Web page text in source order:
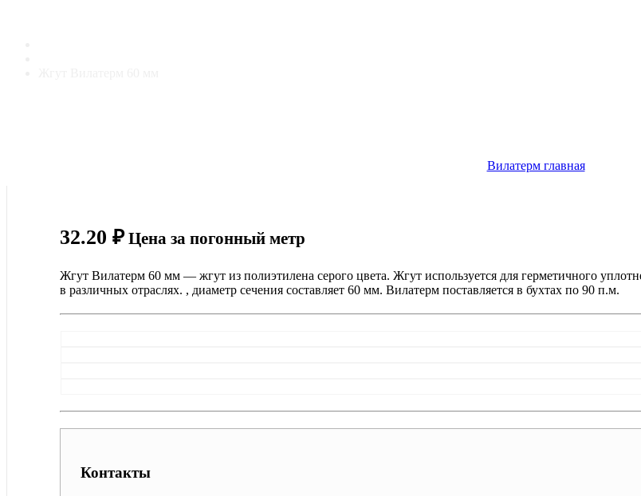
Вилатерм главная
32.20₽Цена за погонный метр
Жгут Вилатерм 60 мм — жгут из полиэтилена серого цвета. Жгут используется для герметичного
в различных отраслях. , диаметр сечения составляет 60 мм. Вилатерм поставляется в бухтах по 90 п.м.
Контакты